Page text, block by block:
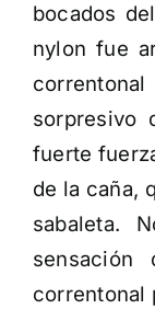
bocados
nylon fue
sorpresivo
fuerte
de la caña,
sabaleta.
correntonal